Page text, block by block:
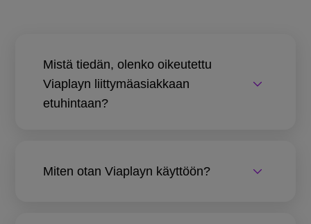
Mistä tiedän, olenko oikeutettu
Viaplayn liittymäasiakkaan
etuhintaan?
Miten otan Viaplayn käyttöön?